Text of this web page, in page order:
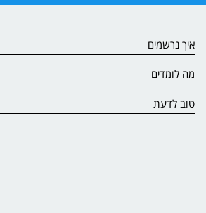
איך נרשמים
מה לומדים
טוב לדעת